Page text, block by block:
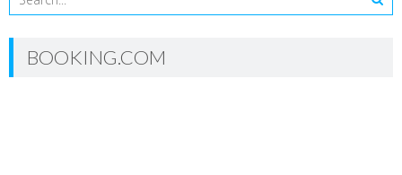
BOOKING.COM